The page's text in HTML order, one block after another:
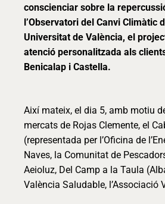
conscienciar sobre la
l’Observatori del Canvi
Universitat de València, el
atenció personalitzada als
Benicalap i Castella.
Així mateix, el dia 5, amb motiu
mercats de Rojas Clemente, el
(representada per l’Oficina de
Naves, la Comunitat de
Aeioluz, Del Camp a la Taula
València Saludable,